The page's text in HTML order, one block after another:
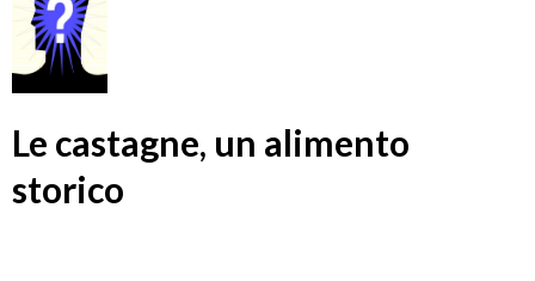
Le castagne, un alimento
storico